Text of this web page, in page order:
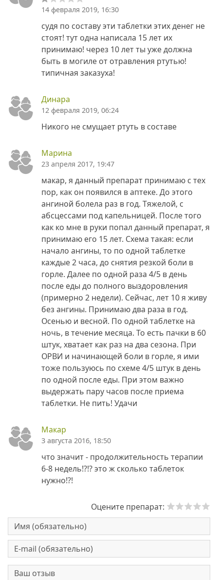
14 февраля 2019, 16:30
cудя по составу эти таблетки этих денег не
стоят! тут одна написала 15 лет их
принимаю! через 10 лет ты уже должна
быть в могиле от отравления ртутью!
типичная заказуха!
Динара
12 февраля 2019, 06:24
Никого не смущает ртуть в составе
Марина
23 апреля 2017, 19:47
макар, я данный препарат принимаю с тех
пор, как он появился в аптеке. До этого
ангиной болела раз в год. Тяжелой, с
абсцессами под капельницей. После того
как ко мне в руки попал данный препарат, я
принимаю его 15 лет. Схема такая: если
начало ангины, то по одной таблетке
каждые 2 часа, до снятия резкой боли в
горле. Далее по одной раза 4/5 в день
после еды до полного выздоровления
(примерно 2 недели). Сейчас, лет 10 я живу
без ангины. Принимаю два раза в год.
Осенью и весной. По одной таблетке на
ночь, в течение месяца. То есть пачки в 60
штук, хватает как раз на два сезона. При
ОРВИ и начинающей боли в горле, я ими
тоже пользуюсь по схеме 4/5 штук в день
по одной после еды. При этом важно
выдержать пару часов после приема
таблетки. Не пить! Удачи
Макар
3 августа 2016, 18:50
что значит - продолжительность терапии
6-8 недель!?!? это ж сколько таблеток
нужно!?!
Оцените препарат: